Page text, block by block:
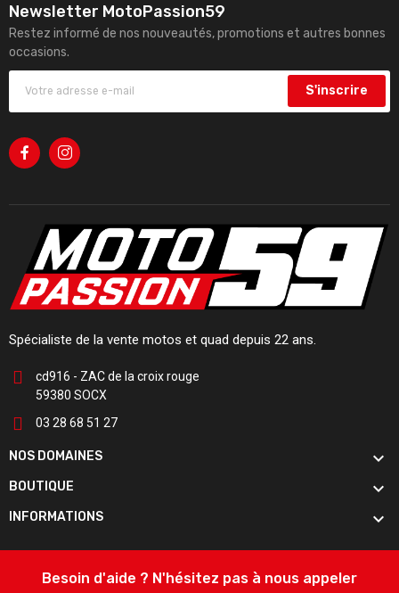
Newsletter MotoPassion59
Restez informé de nos nouveautés, promotions et autres bonnes
occasions.
S'inscrire
Spécialiste de la vente motos et quad depuis 22 ans.
cd916 - ZAC de la croix rouge
59380 SOCX
03 28 68 51 27
NOS DOMAINES 
BOUTIQUE 
INFORMATIONS 
Besoin d'aide ? N'hésitez pas à nous appeler